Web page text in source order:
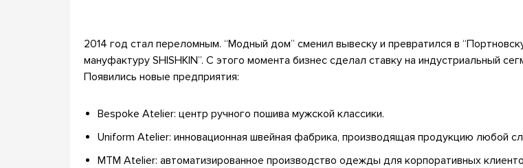
2014 год стал переломным. “Модный дом” сменил вывеску и превратился в
мануфактуру SHISHKIN”. С этого момента бизнес сделал ставку на индустриальный
Появились новые предприятия:
Bespoke Atelier: центр ручного пошива мужской классики.
Uniform Atelier: инновационная швейная фабрика, производящая продукцию любой
MTM Atelier: автоматизированное производство одежды для корпоративных